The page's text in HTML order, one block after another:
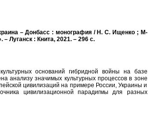
– Донбасс : монография / Н. С. Ищенко ; М-
Луганск : Книта, 2021. – 296 с.
оснований гибридной войны на базе
анализу значимых культурных процессов в зоне
цивилизаций на примере России, Украины и
цивилизационной парадигмы для разных